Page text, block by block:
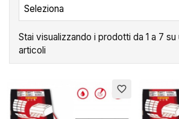
Seleziona
Stai visualizzando i prodotti da 1 a 7
articoli
favorite_border